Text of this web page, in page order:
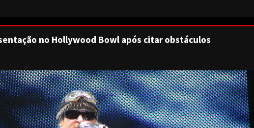
no Hollywood Bowl após citar obstáculos